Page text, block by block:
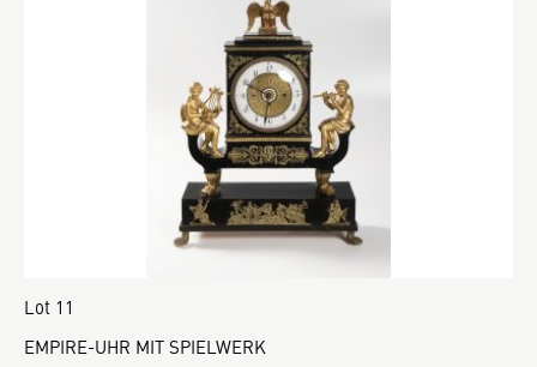
Lot 11
EMPIRE-UHR MIT SPIELWERK